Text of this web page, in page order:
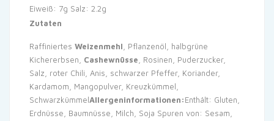
Eiweiß: 7g Salz: 2.2g
Zutaten
Raffiniertes Weizenmehl, Pflanzenöl, halbgrüne
Kichererbsen, Cashewnüsse, Rosinen, Puderzucker,
Salz, roter Chili, Anis, schwarzer Pfeffer, Koriander,
Kardamom, Mangopulver, Kreuzkümmel,
SchwarzkümmelAllergeninformationen:Enthält: Gluten,
Erdnüsse, Baumnüsse, Milch, Soja Spuren von: Sesam,